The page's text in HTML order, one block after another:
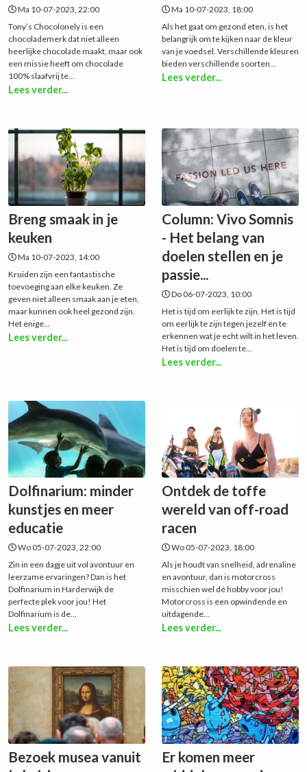
Ma 10-07-2023, 22:00
Tony’s Chocolonely is een
chocolademerk dat niet alleen
heerlijke chocolade maakt, maar ook
een missie heeft om chocolade
100% slaafvrij te...
Lees verder...
Ma 10-07-2023, 18:00
Als het gaat om gezond eten, is het
belangrijk om te kijken naar de kleur
van je voedsel. Verschillende kleuren
bieden verschillende soorten...
Lees verder...
Breng smaak in je
keuken
Ma 10-07-2023, 14:00
Kruiden zijn een fantastische
toevoeging aan elke keuken. Ze
geven niet alleen smaak aan je eten,
maar kunnen ook heel gezond zijn.
Het enige...
Lees verder...
Column: Vivo Somnis
- Het belang van
doelen stellen en je
passie...
Do 06-07-2023, 10:00
Het is tijd om eerlijk te zijn. Het is tijd
om eerlijk te zijn tegen jezelf en te
erkennen wat je echt wilt in het leven.
Het is tijd om doelen te...
Lees verder...
Dolfinarium: minder
kunstjes en meer
educatie
Wo 05-07-2023, 22:00
Zin in een dagje uit vol avontuur en
leerzame ervaringen? Dan is het
Dolfinarium in Harderwijk de
perfecte plek voor jou! Het
Dolfinarium is de...
Lees verder...
Ontdek de toffe
wereld van off-road
racen
Wo 05-07-2023, 18:00
Als je houdt van snelheid, adrenaline
en avontuur, dan is motorcross
misschien wel dé hobby voor jou!
Motorcross is een opwindende en
uitdagende...
Lees verder...
Bezoek musea vanuit
Er komen meer